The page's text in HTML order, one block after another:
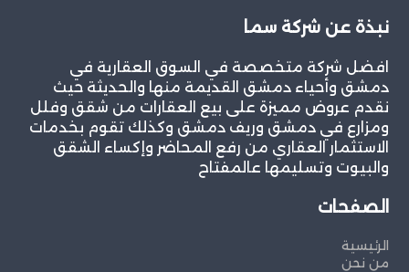
نبذة عن شركة سما
افضل شركة متخصصة في السوق العقارية في
دمشق وأحياء دمشق القديمة منها والحديثة حيث
نقدم عروض مميزة على بيع العقارات من شقق وفلل
ومزارع في دمشق وريف دمشق وكذلك تقوم بخدمات
الاستثمار العقاري من رفع المحاضر وإكساء الشقق
والبيوت وتسليمها عالمفتاح
الصفحات
الرئيسية
من نحن